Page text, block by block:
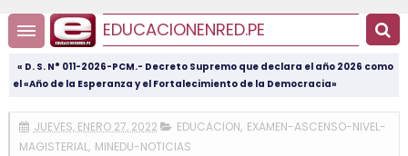
EDUCACIONENRED.PE
« D. S. N° 011-2026-PCM.- Decreto Supremo que declara el año 2026 como
el «Año de la Esperanza y el Fortalecimiento de la Democracia»
JUEVES, ENERO 27, 2022 EDUCACION, EXAMEN-ASCENSO-NIVEL-
MAGISTERIAL, MINEDU-NOTICIAS